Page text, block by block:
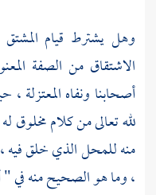
وهل يشترط قيام
الاشتقاق من الصفة
أصحابنا ونفاهالمعتزلة،
لله تعالى من كلام مخلوق
منه للمحل الذي خلق فيه
، وما هو الصحيح منه في "